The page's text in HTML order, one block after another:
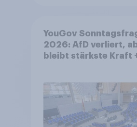
YouGov
2026: AfD verliert,
bleibt stärkste Kraft